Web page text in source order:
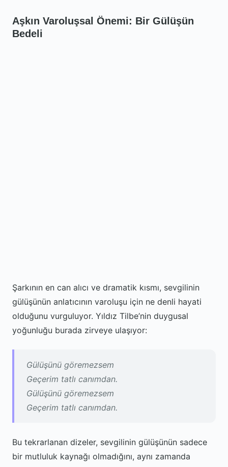
Aşkın Varoluşsal Önemi: Bir Gülüşün
Bedeli
Şarkının en can alıcı ve dramatik kısmı, sevgilinin
gülüşünün anlatıcının varoluşu için ne denli hayati
olduğunu vurguluyor. Yıldız Tilbe’nin duygusal
yoğunluğu burada zirveye ulaşıyor:
Gülüşünü göremezsem
Geçerim tatlı canımdan.
Gülüşünü göremezsem
Geçerim tatlı canımdan.
Bu tekrarlanan dizeler, sevgilinin gülüşünün sadece
bir mutluluk kaynağı olmadığını, aynı zamanda